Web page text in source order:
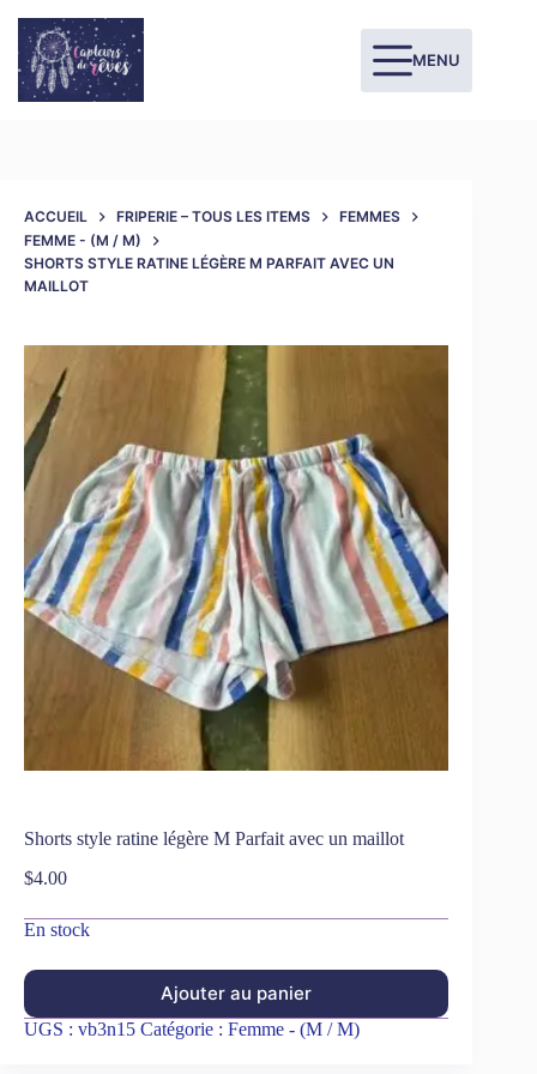
MENU
ACCUEIL FRIPERIE – TOUS LES ITEMS
FEMMES
FEMME - (M / M)
SHORTS STYLE RATINE LÉGÈRE M PARFAIT AVEC UN
MAILLOT
Shorts style ratine légère M Parfait avec un maillot
$4.00
En stock
Ajouter au panier
UGS : vb3n15 Catégorie : Femme - (M / M)